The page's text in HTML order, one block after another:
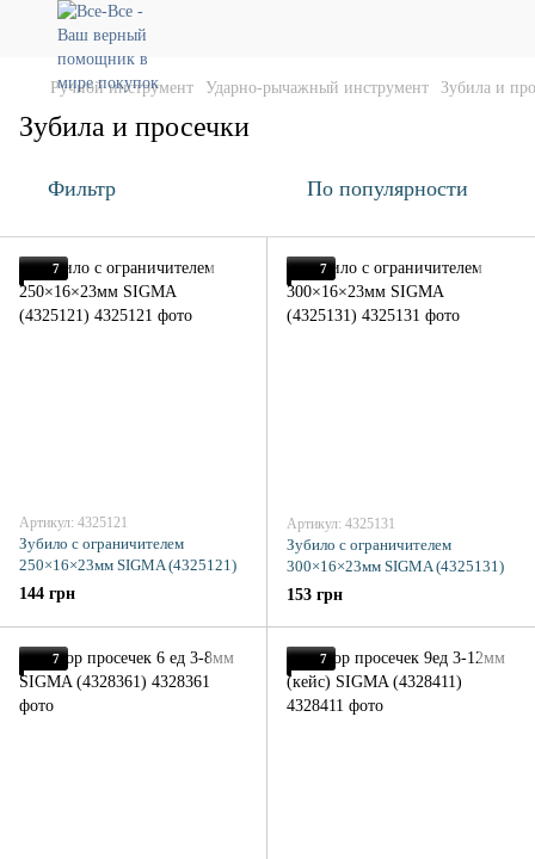
Ручной инструмент Ударно-рычажный инструмент Зубила и
Зубила и просечки
Фильтр По популярности
7
Артикул: 4325121
Зубило с ограничителем
250×16×23мм SIGMA (4325121)
144 грн
7
Артикул: 4325131
Зубило с ограничителем
300×16×23мм SIGMA (4325131)
153 грн
7 7